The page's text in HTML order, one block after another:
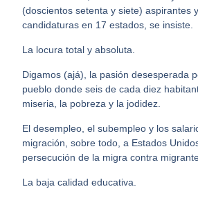
(doscientos setenta y siete) aspirantes
candidaturas en 17 estados, se insiste.
La locura total y absoluta.
Digamos (ajá), la pasión desesperada
pueblo donde seis de cada diez
miseria, la pobreza y la jodidez.
El desempleo, el subempleo y los
migración, sobre todo, a Estados
persecución de la migra contra
La baja calidad educativa.